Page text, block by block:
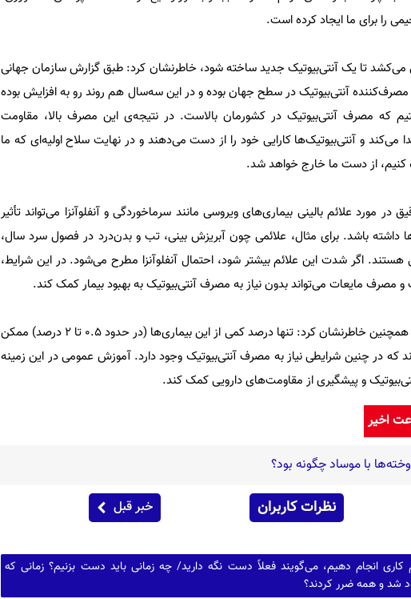
را برای ما ایجاد کرده است.
این‌که حدود ۱۰ سال طول می‌کشد تا یک آنتی‌بیوتیک جدید ساخته شود، خاطرنشان کرد: طبق گزارش سازمان جهانی
ایران بزرگ‌ترین مصرف‌کننده آنتی‌بیوتیک در سطح جهان بوده و در این سه‌سال هم روند رو به افزایش بوده
که مصرف آنتی‌بیوتیک در کشورمان بالاست. در نتیجه‌ی این مصرف بالا، مقاومت
می‌کند و آنتی‌بیوتیک‌ها کارایی خود را از دست می‌دهند و در نهایت سلاح اولیه‌ای که ما
کنیم، از دست ما خارج خواهد شد.
در مورد علائم بالینی بیماری‌های ویروسی مانند سرماخوردگی و آنفلوآنزا می‌تواند تأثیر
داشته باشد. برای مثال، علائمی چون آبریزش بینی، تب و بدن‌درد در فصول سرد سال،
اگر شدت این علائم بیشتر شود، احتمال آنفلوآنزا مطرح می‌شود. در این شرایط،
و مصرف مایعات می‌تواند بدون نیاز به مصرف آنتی‌بیوتیک به بهبود بیمار کمک کند.
رئیس مرکز تحقیقات بیماری‌های عفونی همچنین خاطرنشان کرد: تنها درصد کمی از این بیماری‌ها (در حدود ۰.۵ تا ۲ درصد) ممکن
که در چنین شرایطی نیاز به مصرف آنتی‌بیوتیک وجود دارد. آموزش عمومی در این زمینه
و پیشگیری از مقاومت‌های دارویی کمک کند.
اخیر
با موساد چگونه بود؟
نظرات کاربران خبر قبل
انجام دهیم، می‌گویند فعلاً دست نگه دارید/ چه زمانی باید دست بزنیم؟ زمانی که
شد و همه ضرر کردند؟